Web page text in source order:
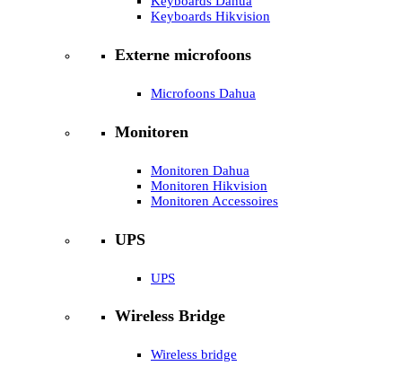
Keyboards Hikvision
Externe microfoons
Microfoons Dahua
Monitoren
Monitoren Dahua
Monitoren Hikvision
Monitoren Accessoires
UPS
UPS
Wireless Bridge
Wireless bridge